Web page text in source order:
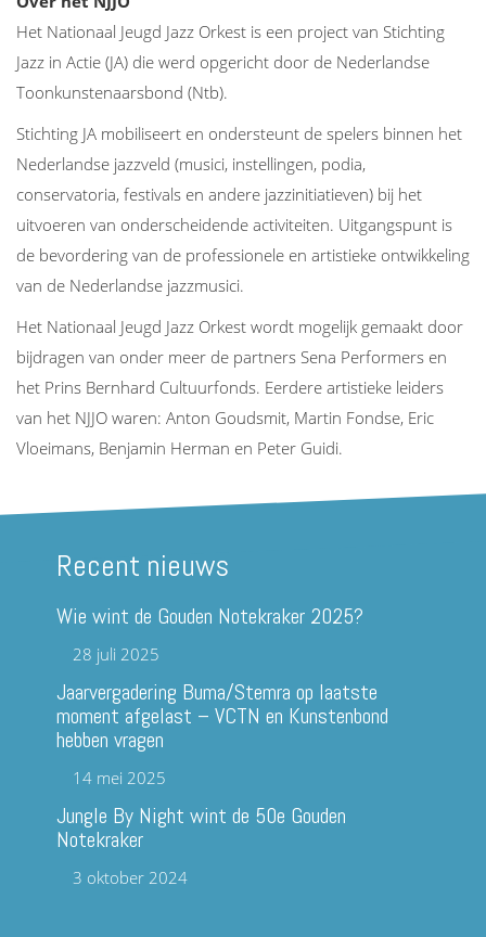
Het Nationaal Jeugd Jazz Orkest is een project van Stichting
Jazz in Actie (JA) die werd opgericht door de Nederlandse
Toonkunstenaarsbond (Ntb).
Stichting JA mobiliseert en ondersteunt de spelers binnen het
Nederlandse jazzveld (musici, instellingen, podia,
conservatoria, festivals en andere jazzinitiatieven) bij het
uitvoeren van onderscheidende activiteiten. Uitgangspunt is
de bevordering van de professionele en artistieke ontwikkeling
van de Nederlandse jazzmusici.
Het Nationaal Jeugd Jazz Orkest wordt mogelijk gemaakt door
bijdragen van onder meer de partners Sena Performers en
het Prins Bernhard Cultuurfonds. Eerdere artistieke leiders
van het NJJO waren: Anton Goudsmit, Martin Fondse, Eric
Vloeimans, Benjamin Herman en Peter Guidi.
Recent nieuws
Wie wint de Gouden Notekraker 2025?
28 juli 2025
Jaarvergadering Buma/Stemra op laatste
moment afgelast – VCTN en Kunstenbond
hebben vragen
14 mei 2025
Jungle By Night wint de 50e Gouden
Notekraker
3 oktober 2024